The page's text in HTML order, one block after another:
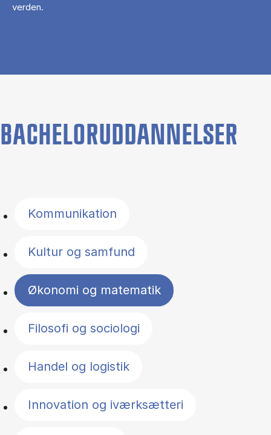
verden.
BACHELORUDDANNELSER
Kommunikation
Kultur og samfund
Økonomi og matematik
Filosofi og sociologi
Handel og logistik
Innovation og iværksætteri